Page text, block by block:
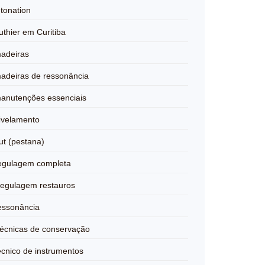
em Curitiba
de ressonância
essenciais
(pestana)
completa
restauros
de conservação
de instrumentos